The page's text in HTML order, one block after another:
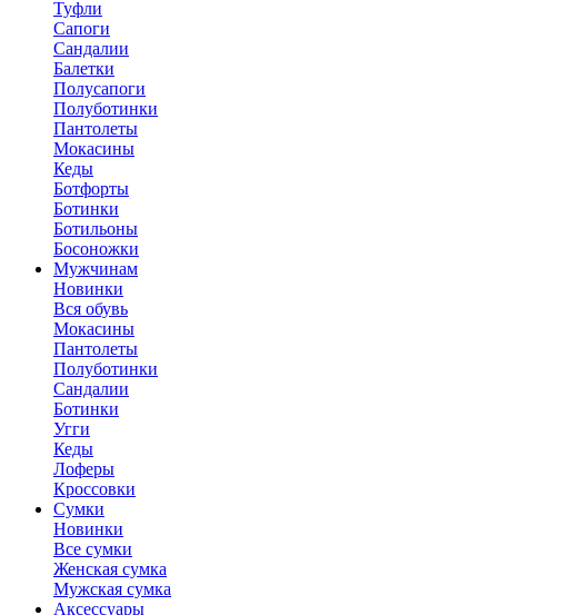
Туфли
Сапоги
Сандалии
Балетки
Полусапоги
Полуботинки
Пантолеты
Мокасины
Кеды
Ботфорты
Ботинки
Ботильоны
Босоножки
Мужчинам
Новинки
Вся обувь
Мокасины
Пантолеты
Полуботинки
Сандалии
Ботинки
Угги
Кеды
Лоферы
Кроссовки
Сумки
Новинки
Все сумки
Женская сумка
Мужская сумка
Аксессуары